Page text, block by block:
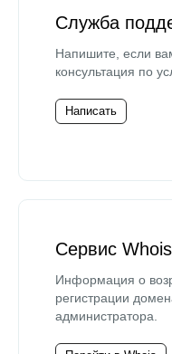
Служба
Напишите, если
консультация по
Написать
Сервис Whois
Информация о
регистрации
администратора.